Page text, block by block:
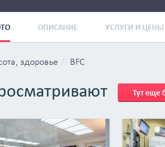
ОПИСАНИЕ УСЛУГИ И ЦЕНЫ
здоровье BFC
Тут еще